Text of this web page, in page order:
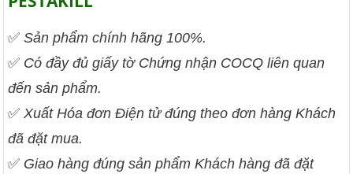
✅ Sản phẩm chính hãng 100%.
✅ Có đầy đủ giấy tờ Chứng nhận COCQ liên quan
đến sản phẩm.
✅Xuất Hóa đơn Điện tử đúng theo đơn hàng Khách
đã đặt mua.
✅ Giao hàng đúng sản phẩm Khách hàng đã đặt